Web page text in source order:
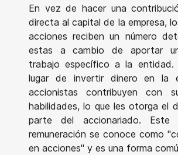
En vez de hacer una
directa al capital de la empresa,
acciones reciben un número
estas a cambio de aportar
trabajo específico a la entidad.
lugar de invertir dinero en la
accionistas contribuyen con
habilidades, lo que les otorga el
parte del accionariado. Este
remuneración se conoce como
en acciones" y es una forma